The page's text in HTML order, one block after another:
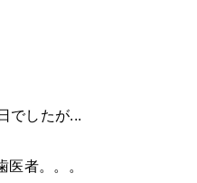
でしたが...
医者。。。